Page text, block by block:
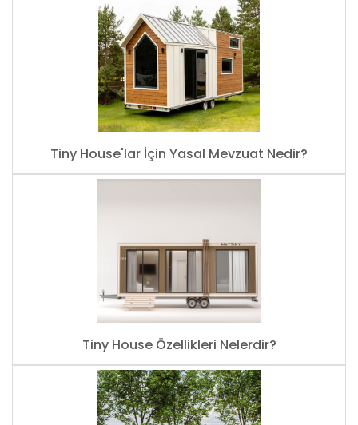
Tiny House'lar İçin Yasal Mevzuat Nedir?
Tiny House Özellikleri Nelerdir?